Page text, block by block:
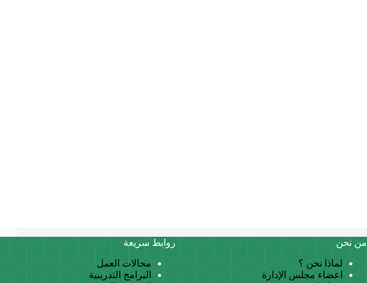
من نحن
لماذا نحن ؟
اعضاء مجلس الإدارة
روابط سريعة
مجالات العمل
البرامج التدريبية